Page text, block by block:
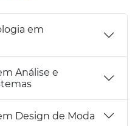
em
Análise e
Design de Moda